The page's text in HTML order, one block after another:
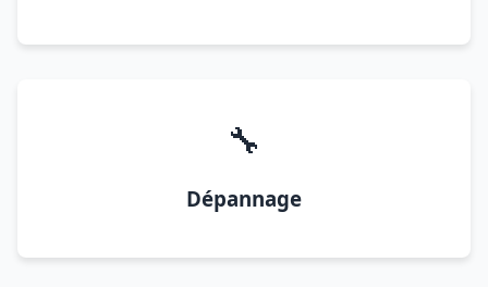
🔧
Dépannage